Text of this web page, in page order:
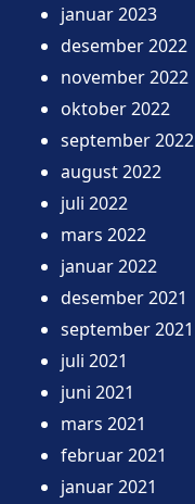
januar 2023
desember 2022
november 2022
oktober 2022
september 2022
august 2022
juli 2022
mars 2022
januar 2022
desember 2021
september 2021
juli 2021
juni 2021
mars 2021
februar 2021
januar 2021